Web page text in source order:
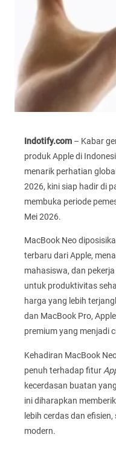
Indotify.com – Kabar
produk Apple di
menarik perhatian
2026, kini siap hadir di
membuka periode
Mei 2026.
MacBook Neo
terbaru dari Apple,
mahasiswa, dan
untuk produktivitas
harga yang lebih
dan MacBook Pro,
premium yang menjadi
Kehadiran MacBook
penuh terhadap fitur
kecerdasan buatan
ini diharapkan
lebih cerdas dan
modern.